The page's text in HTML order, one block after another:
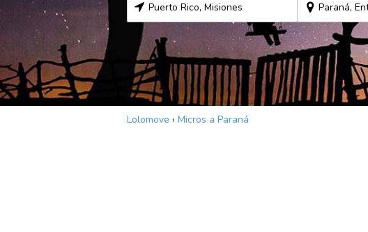
Lolomove › Micros a Paraná